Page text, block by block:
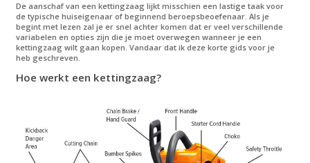
De aanschaf van een kettingzaag lijkt misschien een lastige taak voor
de typische huiseigenaar of beginnend beroepsbeoefenaar. Als je
begint met lezen zal je er snel achter komen dat er veel verschillende
variabelen en opties zijn die je moet overwegen wanneer je een
kettingzaag wilt gaan kopen. Vandaar dat ik deze korte gids voor je
heb geschreven.
Hoe werkt een kettingzaag?